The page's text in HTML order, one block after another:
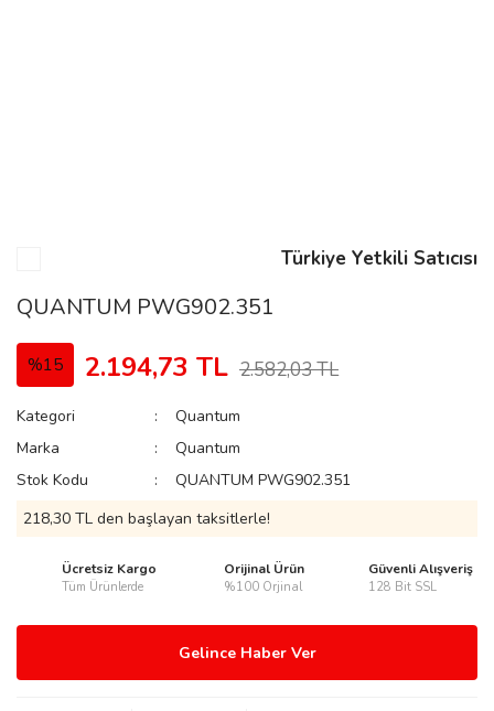
Türkiye Yetkili Satıcısı
QUANTUM PWG902.351
%15 2.194,73 TL 2.582,03 TL
Kategori
Quantum
Marka
Quantum
Stok Kodu
QUANTUM PWG902.351
218,30 TL den başlayan taksitlerle!
Ücretsiz Kargo
Tüm Ürünlerde
Orijinal Ürün
%100 Orjinal
Güvenli Alışveriş
128 Bit SSL
Gelince Haber Ver